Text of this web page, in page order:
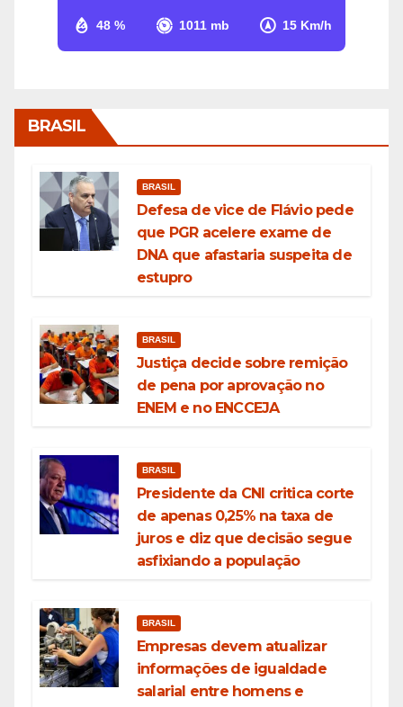
48 % 1011 mb 15 Km/h
BRASIL
BRASIL
Defesa de vice de Flávio pede
que PGR acelere exame de
DNA que afastaria suspeita de
estupro
BRASIL
Justiça decide sobre remição
de pena por aprovação no
ENEM e no ENCCEJA
BRASIL
Presidente da CNI critica corte
de apenas 0,25% na taxa de
juros e diz que decisão segue
asfixiando a população
BRASIL
Empresas devem atualizar
informações de igualdade
salarial entre homens e